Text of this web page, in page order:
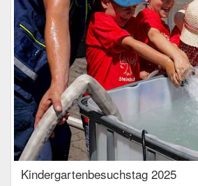
Kindergartenbesuchstag 2025